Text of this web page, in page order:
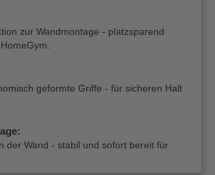
zur Wandmontage - platzsparend
geformte Griffe - für sicheren Halt
der Wand - stabil und sofort bereit für